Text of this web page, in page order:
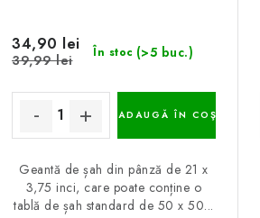
În stoc (>5 buc.)
34,90 lei
39,99 lei
ADAUGĂ ÎN COŞ
Geantă de șah din pânză de 21 x
3,75 inci, care poate conține o
tablă de șah standard de 50 x 50...